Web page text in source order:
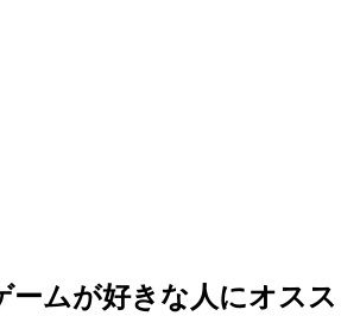
ームが好きな人にオスス